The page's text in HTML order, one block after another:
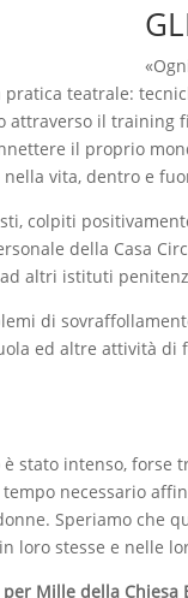
teatrale:
il training
il proprio
vita, dentro e
colpiti
della Casa
altri istituti
di
ed altre attività di
stato intenso,
necessario
Speriamo che
loro stesse e nelle
Mille della Chiesa